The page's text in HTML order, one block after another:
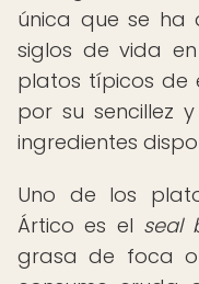
única que se ha
siglos de vida en
platos típicos de
por su sencillez
ingredientes
Uno de los
Ártico es el seal
grasa de foca